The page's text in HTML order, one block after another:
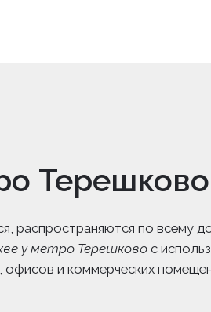
Терешково
распространяются по всему
у метро Терешковос
и коммерческих